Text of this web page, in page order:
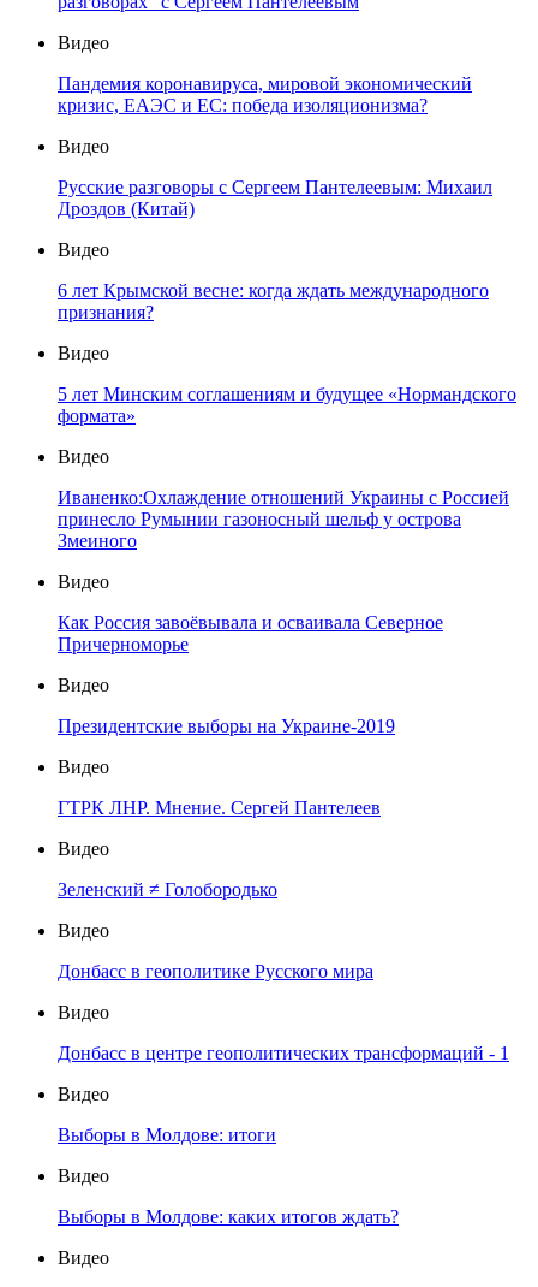
Видео
Пандемия коронавируса, мировой экономический
кризис, ЕАЭС и ЕС: победа изоляционизма?
Видео
Русские разговоры с Сергеем Пантелеевым: Михаил
Дроздов (Китай)
Видео
6 лет Крымской весне: когда ждать международного
признания?
Видео
5 лет Минским соглашениям и будущее «Нормандского
формата»
Видео
Иваненко:Охлаждение отношений Украины с Россией
принесло Румынии газоносный шельф у острова
Змеиного
Видео
Как Россия завоёвывала и осваивала Северное
Причерноморье
Видео
Президентские выборы на Украине-2019
Видео
ГТРК ЛНР. Мнение. Сергей Пантелеев
Видео
Зеленский ≠ Голобородько
Видео
Донбасс в геополитике Русского мира
Видео
Донбасс в центре геополитических трансформаций - 1
Видео
Выборы в Молдове: итоги
Видео
Выборы в Молдове: каких итогов ждать?
Видео